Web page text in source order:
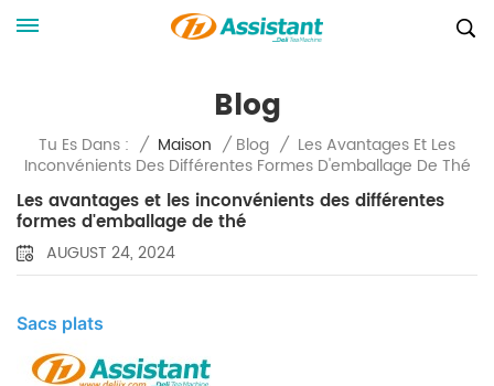
Blog
Tu Es Dans : / Maison / Blog / Les Avantages Et Les
Inconvénients Des Différentes Formes D'emballage De Thé
Les avantages et les inconvénients des différentes
formes d'emballage de thé
AUGUST 24, 2024
Sacs plats